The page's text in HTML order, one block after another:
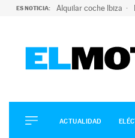
ES NOTICIA: Alquilar coche Ibiza
ELÉCTRICOS
CONDUCIR
ACTUALIDAD